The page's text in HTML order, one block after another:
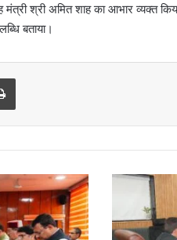
मंत्री श्री अमित शाह का आभार
बताया।
टी
क्त